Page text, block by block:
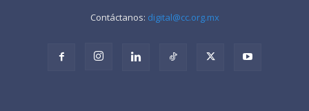
Contáctanos: digital@cc.org.mx